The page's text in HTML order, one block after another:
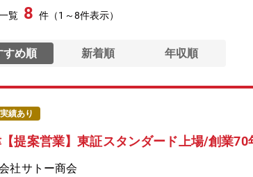
覧 8 件（1～8件表示）
すめ順 新着順 年収順
績あり
提案営業】東証スタンダード上場/創業70
社サトー商会